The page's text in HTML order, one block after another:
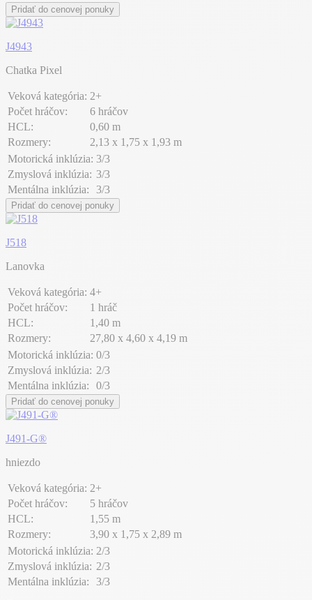
Pridať do cenovej ponuky
J4943
Chatka Pixel
Veková kategória: 2+
Počet hráčov:
6 hráčov
HCL:
0,60 m
Rozmery:
2,13 x 1,75 x 1,93 m
Motorická inklúzia: 3/3
Zmyslová inklúzia: 3/3
Mentálna inklúzia:
3/3
Pridať do cenovej ponuky
J518
Lanovka
Veková kategória: 4+
Počet hráčov:
1 hráč
HCL:
1,40 m
Rozmery:
27,80 x 4,60 x 4,19 m
Motorická inklúzia: 0/3
Zmyslová inklúzia: 2/3
Mentálna inklúzia:
0/3
Pridať do cenovej ponuky
J491-G®
hniezdo
Veková kategória: 2+
Počet hráčov:
5 hráčov
HCL:
1,55 m
Rozmery:
3,90 x 1,75 x 2,89 m
Motorická inklúzia: 2/3
Zmyslová inklúzia: 2/3
Mentálna inklúzia:
3/3